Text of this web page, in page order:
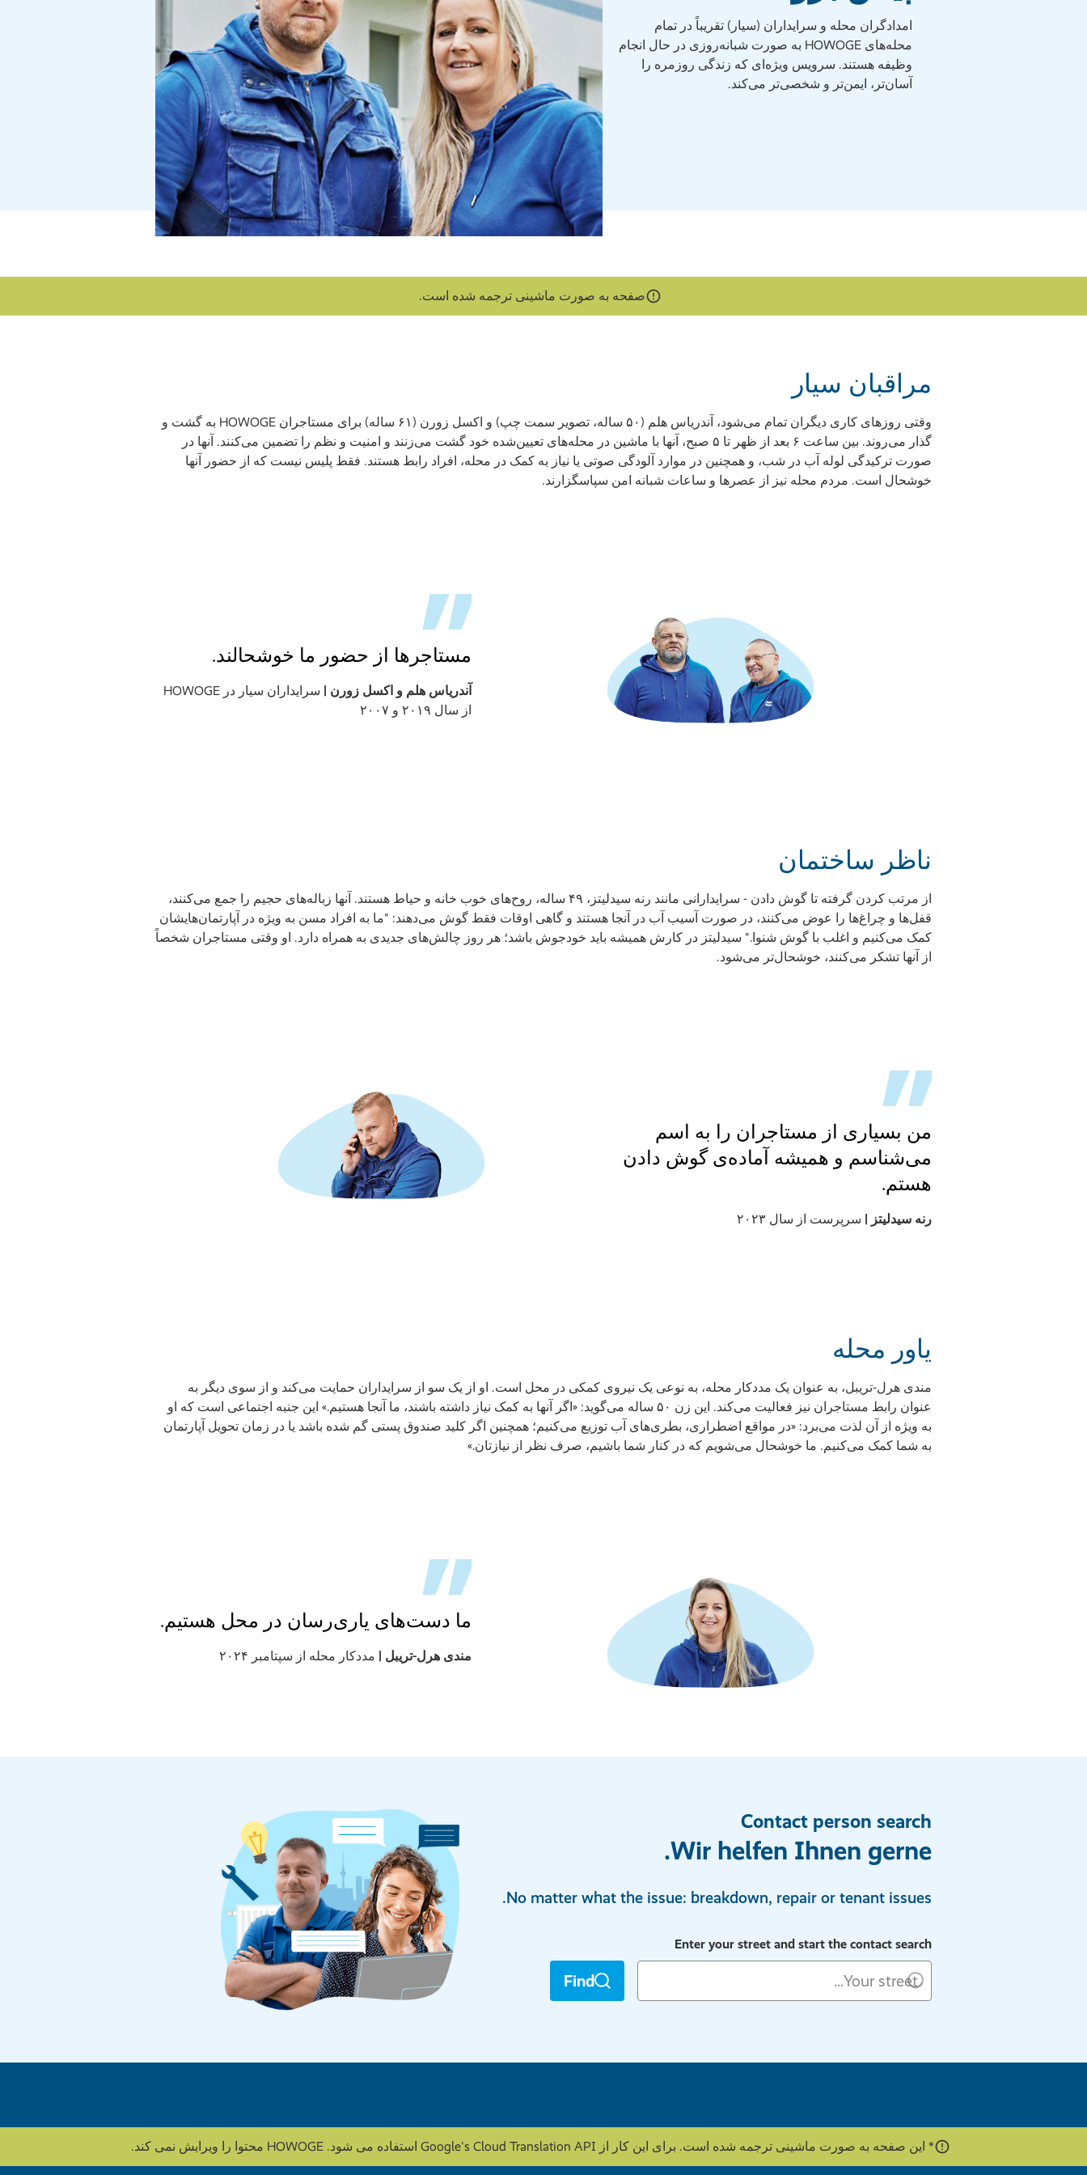
امدادگران محله و سرایداران (سیار) تقریباً در تمام
محله‌های HOWOGE به صورت شبانه‌روزی در حال انجام
وظیفه هستند. سرویس ویژه‌ای که زندگی روزمره را
آسان‌تر، ایمن‌تر و شخصی‌تر می‌کند.
صفحه به صورت ماشینی ترجمه شده است.
مراقبان سیار
وقتی روزهای کاری دیگران تمام می‌شود، آندریاس هلم (۵۰ ساله، تصویر سمت چپ) و اکسل زورن (۶۱ ساله) برای مستاجران HOWOGE به گشت و
گذار می‌روند. بین ساعت ۶ بعد از ظهر تا ۵ صبح، آنها با ماشین در محله‌های تعیین‌شده خود گشت می‌زنند و امنیت و نظم را تضمین می‌کنند. آنها در
صورت ترکیدگی لوله آب در شب، و همچنین در موارد آلودگی صوتی یا نیاز به کمک در محله، افراد رابط هستند. فقط پلیس نیست که از حضور آنها
خوشحال است. مردم محله نیز از عصرها و ساعات شبانه امن سپاسگزارند.
مستاجرها از حضور ما خوشحالند.
آندریاس هلم و اکسل زورن |
سرایداران سیار در HOWOGE
از سال ۲۰۱۹ و ۲۰۰۷
ناظر ساختمان
از مرتب کردن گرفته تا گوش دادن - سرایدارانی مانند رنه سیدلیتز، ۴۹ ساله، روح‌های خوب خانه و حیاط هستند. آنها زباله‌های حجیم را جمع می‌کنند،
قفل‌ها و چراغ‌ها را عوض می‌کنند، در صورت آسیب آب در آنجا هستند و گاهی اوقات فقط گوش می‌دهند: "ما به افراد مسن به ویژه در آپارتمان‌هایشان
کمک می‌کنیم و اغلب با گوش شنوا." سیدلیتز در کارش همیشه باید خودجوش باشد؛ هر روز چالش‌های جدیدی به همراه دارد. او وقتی مستاجران شخصاً
از آنها تشکر می‌کنند، خوشحال‌تر می‌شود.
من بسیاری از مستاجران را به اسم
می‌شناسم و همیشه آماده‌ی گوش دادن
هستم.
رنه سیدلیتز | سرپرست از سال ۲۰۲۳
یاور محله
مندی هرل-تریبل، به عنوان یک مددکار محله، به نوعی یک نیروی کمکی در محل است. او از یک سو از سرایداران حمایت می‌کند و از سوی دیگر به
عنوان رابط مستاجران نیز فعالیت می‌کند. این زن ۵۰ ساله می‌گوید: «اگر آنها به کمک نیاز داشته باشند، ما آنجا هستیم.» این جنبه اجتماعی است که او
به ویژه از آن لذت می‌برد: «در مواقع اضطراری، بطری‌های آب توزیع می‌کنیم؛ همچنین اگر کلید صندوق پستی گم شده باشد یا در زمان تحویل آپارتمان
به شما کمک می‌کنیم. ما خوشحال می‌شویم که در کنار شما باشیم، صرف نظر از نیازتان.»
ما دست‌های یاری‌رسان در محل هستیم.
مندی هرل-تریبل | مددکار محله از سپتامبر ۲۰۲۴
Contact person search
Wir helfen Ihnen gerne.
No matter what the issue: breakdown, repair or tenant issues.
Enter your street and start the contact search
Find
* این صفحه به صورت ماشینی ترجمه شده است. برای این کار از Google's Cloud Translation API استفاده می شود. HOWOGE محتوا را ویرایش نمی کند.